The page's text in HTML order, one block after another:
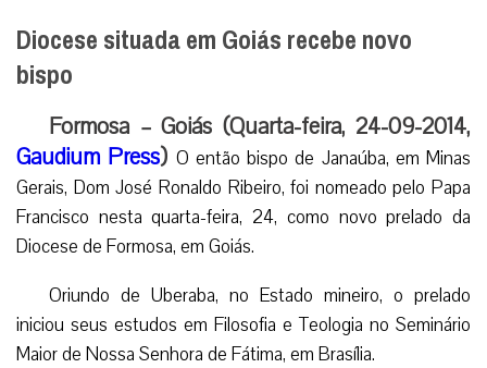
Diocese situada em Goiás recebe novo
bispo
Formosa – Goiás (Quarta-feira, 24-09-2014,
Gaudium Press) O então bispo de Janaúba, em Minas
Gerais, Dom José Ronaldo Ribeiro, foi nomeado pelo Papa
Francisco nesta quarta-feira, 24, como novo prelado da
Diocese de Formosa, em Goiás.
Oriundo de Uberaba, no Estado mineiro, o prelado
iniciou seus estudos em Filosofia e Teologia no Seminário
Maior de Nossa Senhora de Fátima, em Brasília.